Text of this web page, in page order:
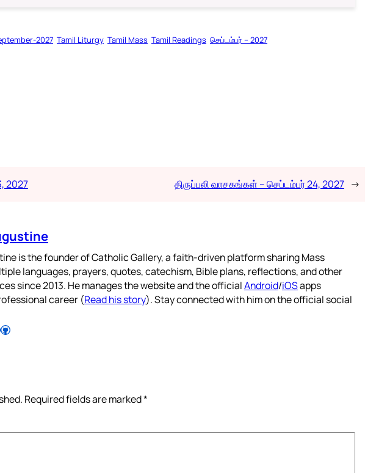
2027 Tamil Liturgy Tamil Mass Tamil Readings செப்டம்பர் – 2027
2027 திருப்பலி வாசகங்கள் – செப்டம்பர் 24, 2027 →
is the founder of Catholic Gallery, a faith-driven platform sharing Mass
languages, prayers, quotes, catechism, Bible plans, reflections, and other
since 2013. He manages the website and the officialAndroid/iOSapps
career (Read his story). Stay connected with him on the official social
Follow Pradeep on GitHub
Required fields are marked*